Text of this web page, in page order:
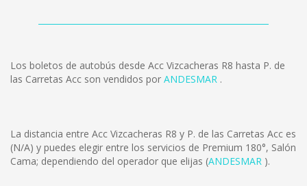
Los boletos de autobús desde Acc Vizcacheras R8 hasta P. de
las Carretas Acc son vendidos por ANDESMAR .
La distancia entre Acc Vizcacheras R8 y P. de las Carretas Acc es
(N/A) y puedes elegir entre los servicios de Premium 180°, Salón
Cama; dependiendo del operador que elijas (ANDESMAR ).